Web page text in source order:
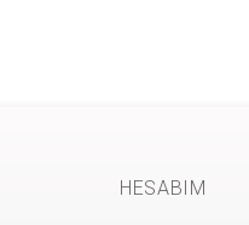
HESABIM